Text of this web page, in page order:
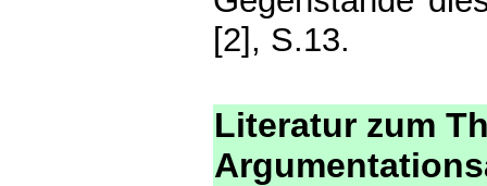
[2], S.13.
Literatur zum